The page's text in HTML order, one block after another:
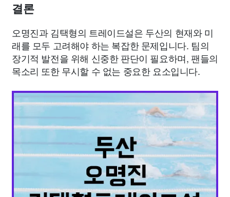
결론
오명진과 김택형의 트레이드설은 두산의 현재와 미
래를 모두 고려해야 하는 복잡한 문제입니다. 팀의
장기적 발전을 위해 신중한 판단이 필요하며, 팬들의
목소리 또한 무시할 수 없는 중요한 요소입니다.